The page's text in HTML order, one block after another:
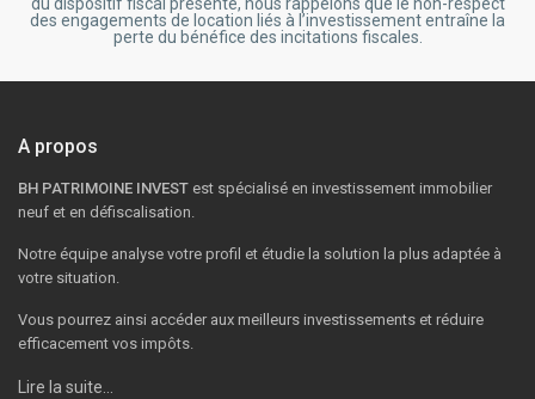
des engagements de location liés à l’investissement entraîne la
perte du bénéfice des incitations fiscales.
A propos
BH PATRIMOINE INVEST est spécialisé en investissement immobilier
neuf et en défiscalisation.
Notre équipe analyse votre profil et étudie la solution la plus adaptée à
votre situation.
Vous pourrez ainsi accéder aux meilleurs investissements et réduire
efficacement vos impôts.
Lire la suite…